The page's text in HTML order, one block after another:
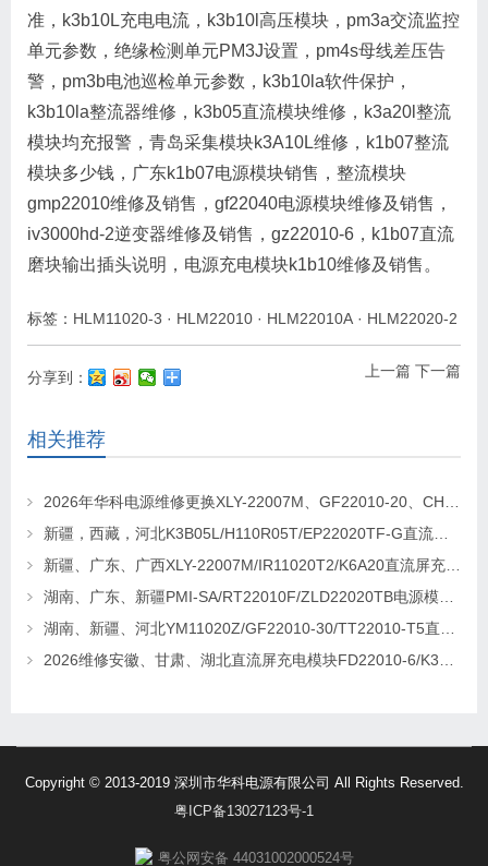
准，k3b10L充电电流，k3b10l高压模块，pm3a交流监控
单元参数，绝缘检测单元PM3J设置，pm4s母线差压告
警，pm3b电池巡检单元参数，k3b10la软件保护，
k3b10la整流器维修，k3b05直流模块维修，k3a20l整流
模块均充报警，青岛采集模块k3A10L维修，k1b07整流
模块多少钱，广东k1b07电源模块销售，整流模块
gmp22010维修及销售，gf22040电源模块维修及销售，
iv3000hd-2逆变器维修及销售，gz22010-6，k1b07直流
磨块输出插头说明，电源充电模块k1b10维修及销售。
标签： HLM11020-3 · HLM22010 · HLM22010A · HLM22020-2
上一篇 下一篇
分享到：
相关推荐
Copyright © 2013-2019 深圳市华科电源有限公司 All Rights Reserved.
粤ICP备13027123号-1
粤公网安备 44031002000524号